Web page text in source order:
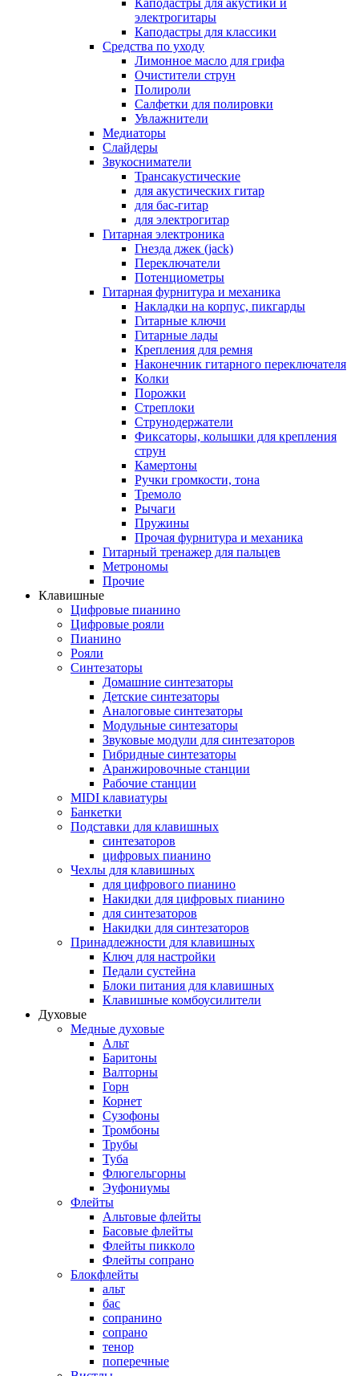
Каподастры для акустики и
электрогитары
Каподастры для классики
Средства по уходу
Лимонное масло для грифа
Очистители струн
Полироли
Салфетки для полировки
Увлажнители
Медиаторы
Слайдеры
Звукосниматели
Трансакустические
для акустических гитар
для бас-гитар
для электрогитар
Гитарная электроника
Гнезда джек (jack)
Переключатели
Потенциометры
Гитарная фурнитура и механика
Накладки на корпус, пикгарды
Гитарные ключи
Гитарные лады
Крепления для ремня
Наконечник гитарного переключателя
Колки
Порожки
Стреплоки
Струнодержатели
Фиксаторы, колышки для крепления
струн
Камертоны
Ручки громкости, тона
Тремоло
Рычаги
Пружины
Прочая фурнитура и механика
Гитарный тренажер для пальцев
Метрономы
Прочие
Клавишные
Цифровые пианино
Цифровые рояли
Пианино
Рояли
Синтезаторы
Домашние синтезаторы
Детские синтезаторы
Аналоговые синтезаторы
Модульные синтезаторы
Звуковые модули для синтезаторов
Гибридные синтезаторы
Аранжировочные станции
Рабочие станции
MIDI клавиатуры
Банкетки
Подставки для клавишных
синтезаторов
цифровых пианино
Чехлы для клавишных
для цифрового пианино
Накидки для цифровых пианино
для синтезаторов
Накидки для синтезаторов
Принадлежности для клавишных
Ключ для настройки
Педали сустейна
Блоки питания для клавишных
Клавишные комбоусилители
Духовые
Медные духовые
Альт
Баритоны
Валторны
Горн
Корнет
Сузофоны
Тромбоны
Трубы
Туба
Флюгельгорны
Эуфониумы
Флейты
Альтовые флейты
Басовые флейты
Флейты пикколо
Флейты сопрано
Блокфлейты
альт
бас
сопранино
сопрано
тенор
поперечные